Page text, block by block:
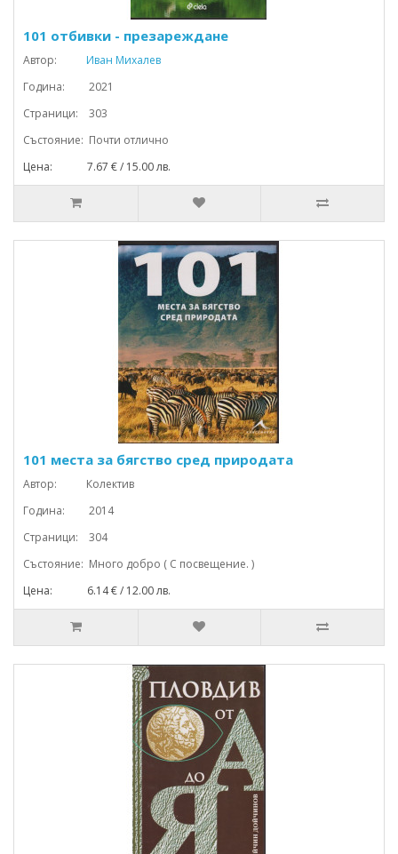
101 отбивки - презареждане
Автор:
Иван Михалев
Година: 2021
Страници: 303
Състояние: Почти отлично
Цена: 7.67 € / 15.00 лв.
101 места за бягство сред природата
Автор: Колектив
Година: 2014
Страници: 304
Състояние: Много добро ( С посвещение. )
Цена: 6.14 € / 12.00 лв.